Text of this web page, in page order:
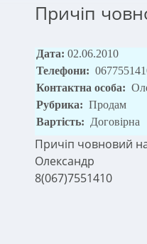
Причіп
Дата: 02.06.2010
Телефони:
Контактна особа:
Рубрика: Продам
Вартість: Договірна
Причіп човновий
Олександр
8(067)7551410